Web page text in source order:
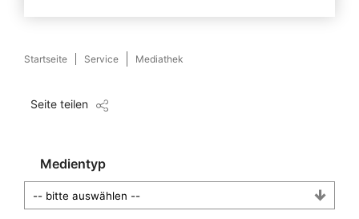
Startseite Service Mediathek
Seite teilen
Medientyp